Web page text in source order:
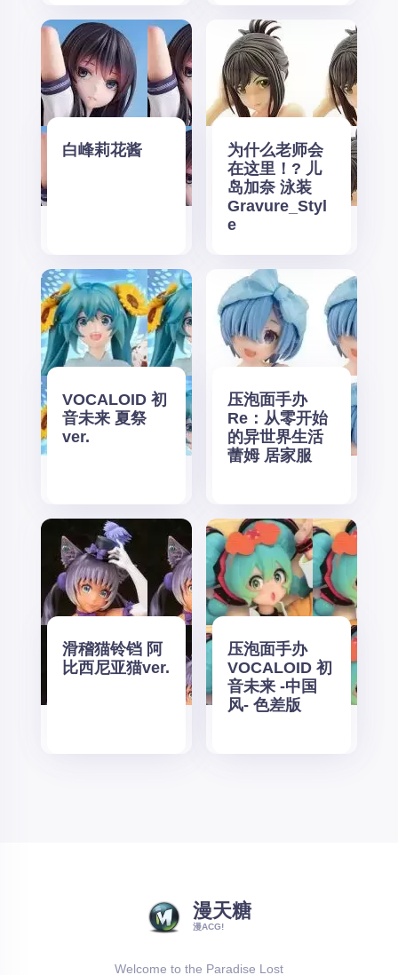
白峰莉花酱
为什么老师会
在这里！? 儿
岛加奈 泳装
Gravure_Styl
e
VOCALOID 初
音未来 夏祭
ver.
压泡面手办
Re：从零开始
的异世界生活
蕾姆 居家服
滑稽猫铃铛 阿
比西尼亚猫ver.
压泡面手办
VOCALOID 初
音未来 -中国
风- 色差版
漫天糖
漫ACG!
Welcome to the Paradise Lost